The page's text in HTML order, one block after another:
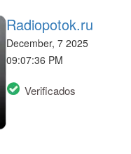
Radiopotok.ru
December, 7 2025
09:07:36 PM
Verificados